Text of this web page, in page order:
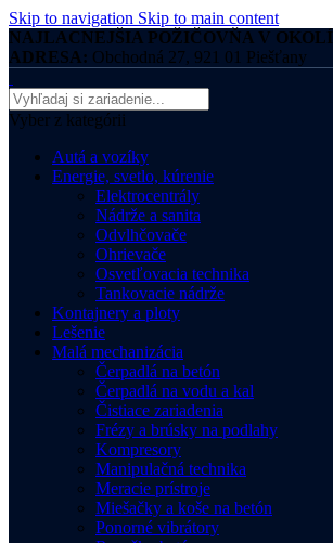
Skip to navigation Skip to main content
NAJLACNEJŠIA POŽIČOVŇA V OKOLÍ
ADRESA: Obchodná 27, 921 01 Piešťany
Vyber z kategórii
Autá a vozíky
Energie, svetlo, kúrenie
Elektrocentrály
Nádrže a sanita
Odvlhčovače
Ohrievače
Osvetľovacia technika
Tankovacie nádrže
Kontajnery a ploty
Lešenie
Malá mechanizácia
Čerpadlá na betón
Čerpadlá na vodu a kal
Čistiace zariadenia
Frézy a brúsky na podlahy
Kompresory
Manipulačná technika
Meracie prístroje
Miešačky a koše na betón
Ponorné vibrátory